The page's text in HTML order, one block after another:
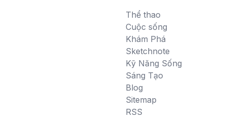
Thể thao
Cuộc sống
Khám Phá
Sketchnote
Kỹ Năng Sống
Sáng Tạo
Blog
Sitemap
RSS